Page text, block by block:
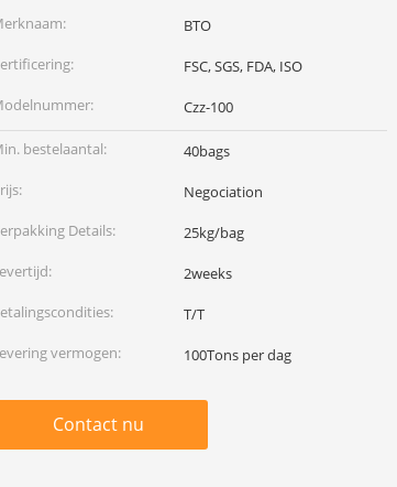
BTO
FSC, SGS, FDA, ISO
Czz-100
bestelaantal:
40bags
Negociation
Details:
25kg/bag
2weeks
T/T
vermogen:
100Tons per dag
Contact nu